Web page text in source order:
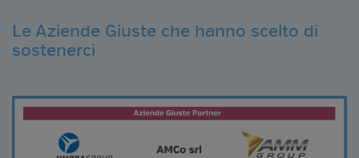
Le Aziende Giuste che hanno scelto di
sostenerci